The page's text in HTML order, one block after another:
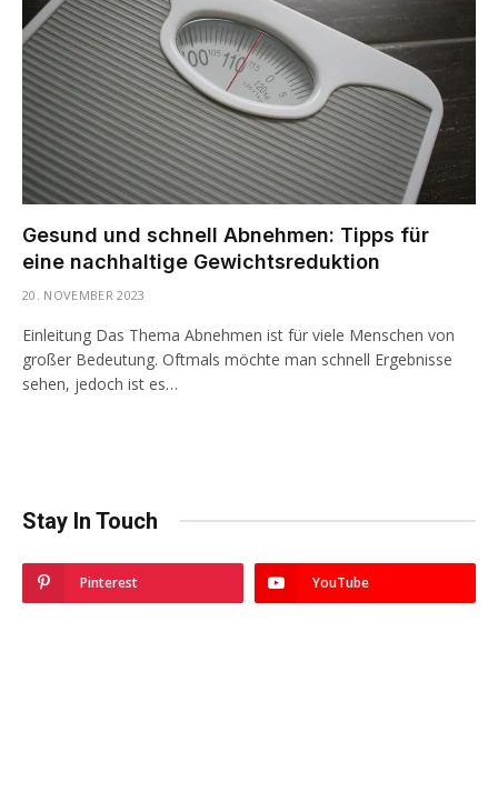
Gesund und schnell Abnehmen: Tipps für
eine nachhaltige Gewichtsreduktion
20. NOVEMBER 2023
Einleitung Das Thema Abnehmen ist für viele Menschen von
großer Bedeutung. Oftmals möchte man schnell Ergebnisse
sehen, jedoch ist es…
Stay In Touch
Pinterest YouTube